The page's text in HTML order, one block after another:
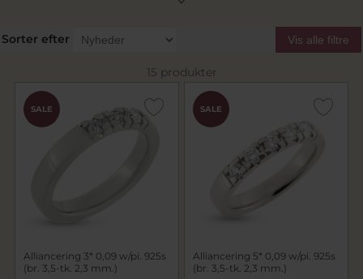
Sorter efter Vis alle filtre
15 produkter
SALE
Alliancering 3* 0,09 w/pi. 925s
(br. 3,5-tk. 2,3 mm.)
SALE
Alliancering 5* 0,09 w/pi. 925s
(br. 3,5-tk. 2,3 mm.)